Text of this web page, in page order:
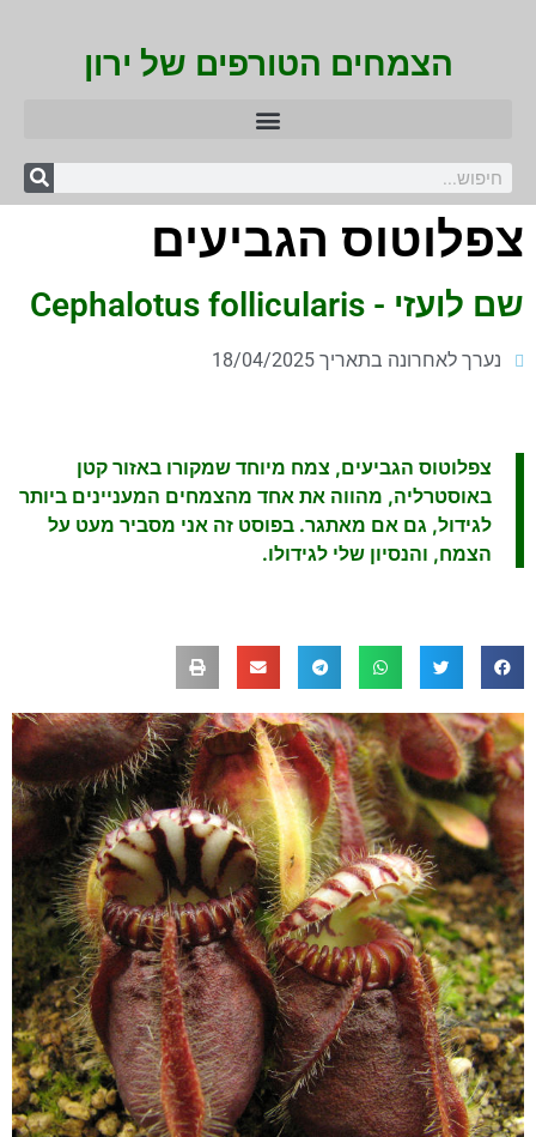
הצמחים הטורפים של ירון
צפלוטוס הגביעים
שם לועזי - Cephalotus follicularis
נערך לאחרונה בתאריך 18/04/2025
צפלוטוס הגביעים, צמח מיוחד שמקורו באזור קטן
באוסטרליה, מהווה את אחד מהצמחים המעניינים ביותר
לגידול, גם אם מאתגר. בפוסט זה אני מסביר מעט על
הצמח, והנסיון שלי לגידולו.